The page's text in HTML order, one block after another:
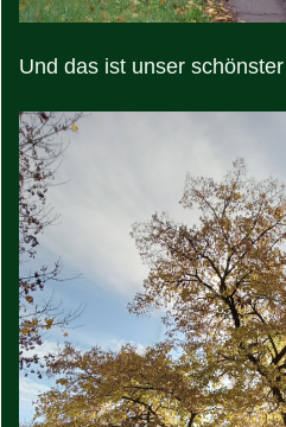
Und das ist unser